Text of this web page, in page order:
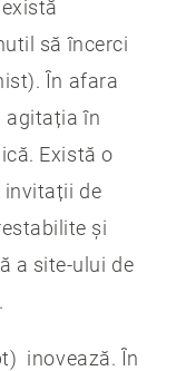
să încerci
În afara
agitația în
Există o
invitații de
și
a site-ului de
inovează. În